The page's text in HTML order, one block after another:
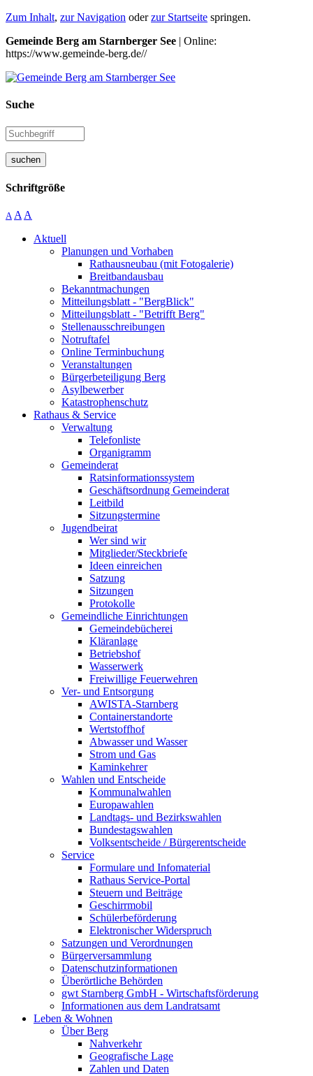
Zum Inhalt, zur Navigation oderzur Startseite springen.
Gemeinde Berg am Starnberger See | Online:
https://www.gemeinde-berg.de//
Suche
suchen
Schriftgröße
A A A
Aktuell
Planungen und Vorhaben
Rathausneubau (mit Fotogalerie)
Breitbandausbau
Bekanntmachungen
Mitteilungsblatt - "BergBlick"
Mitteilungsblatt - "Betrifft Berg"
Stellenausschreibungen
Notruftafel
Online Terminbuchung
Veranstaltungen
Bürgerbeteiligung Berg
Asylbewerber
Katastrophenschutz
Rathaus & Service
Verwaltung
Telefonliste
Organigramm
Gemeinderat
Ratsinformationssystem
Geschäftsordnung Gemeinderat
Leitbild
Sitzungstermine
Jugendbeirat
Wer sind wir
Mitglieder/Steckbriefe
Ideen einreichen
Satzung
Sitzungen
Protokolle
Gemeindliche Einrichtungen
Gemeindebücherei
Kläranlage
Betriebshof
Wasserwerk
Freiwillige Feuerwehren
Ver- und Entsorgung
AWISTA-Starnberg
Containerstandorte
Wertstoffhof
Abwasser und Wasser
Strom und Gas
Kaminkehrer
Wahlen und Entscheide
Kommunalwahlen
Europawahlen
Landtags- und Bezirkswahlen
Bundestagswahlen
Volksentscheide / Bürgerentscheide
Service
Formulare und Infomaterial
Rathaus Service-Portal
Steuern und Beiträge
Geschirrmobil
Schülerbeförderung
Elektronischer Widerspruch
Satzungen und Verordnungen
Bürgerversammlung
Datenschutzinformationen
Überörtliche Behörden
gwt Starnberg GmbH - Wirtschaftsförderung
Informationen aus dem Landratsamt
Leben & Wohnen
Über Berg
Nahverkehr
Geografische Lage
Zahlen und Daten